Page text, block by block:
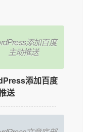
添加百度
主动推送
添加百度
送